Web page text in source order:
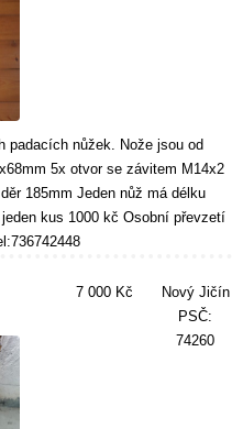
padacích nůžek. Nože jsou od
5x otvor se závitem M14x2
185mm Jeden nůž má délku
kus 1000 kč Osobní převzetí
7 000 Kč
Nový Jičín
PSČ:
74260